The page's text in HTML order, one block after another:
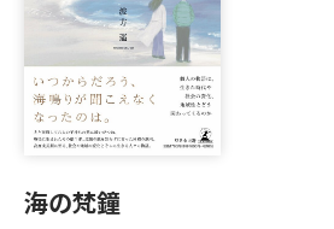
海の梵鐘